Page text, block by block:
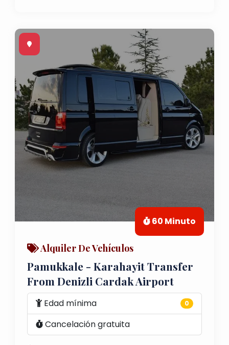
60 Minuto
Alquiler De Vehículos
Pamukkale - Karahayit Transfer
From Denizli Cardak Airport
Edad mínima 0
Cancelación gratuita